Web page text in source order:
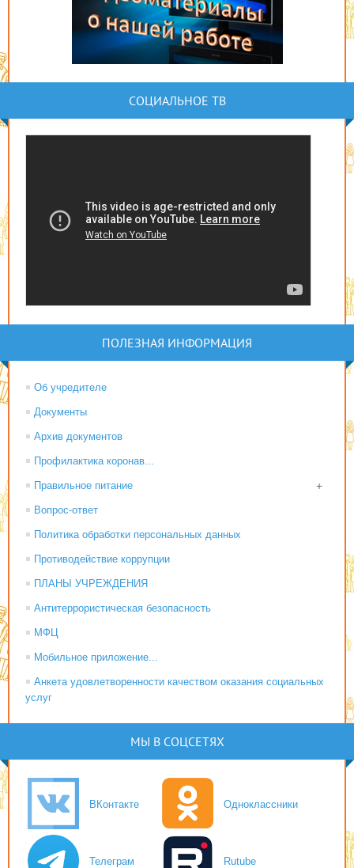
СОЦИАЛЬНОЕ ТВ
ПОЛЕЗНАЯ ИНФОРМАЦИЯ
Об учредителе
Документы
Архив документов
Профилактика коронав...
+
Правильное питание
Вопрос-ответ
Политика обработки персональных данных
Противодействие коррупции
ПЛАНЫ УЧРЕЖДЕНИЯ
Антитеррористическая безопасность
МФЦ
Мобильное приложение...
Анкета удовлетворенности качеством оказания социальных
услуг
МЫ В СОЦСЕТЯХ
ВКонтакте Одноклассники
Телеграм Rutube